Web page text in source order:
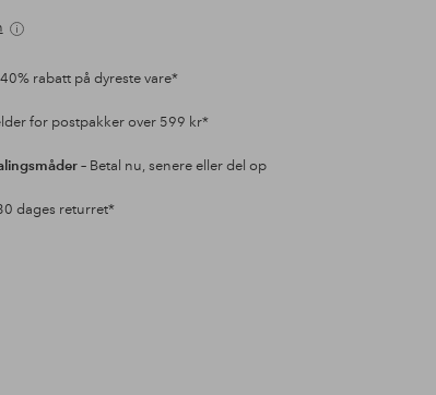
rabatt på dyreste vare*
for postpakker over 599 kr*
– Betal nu, senere eller del op
dages returret*